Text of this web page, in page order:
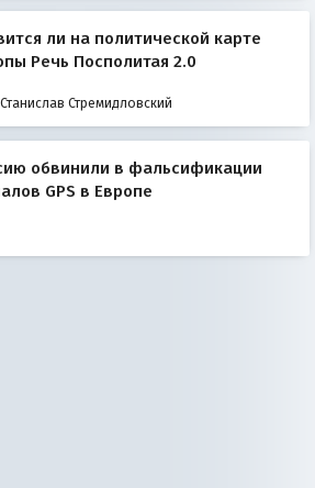
ли на политической карте
Речь Посполитая 2.0
Станислав Стремидловский
обвинили в фальсификации
GPS в Европе